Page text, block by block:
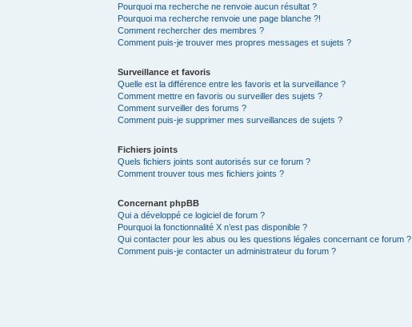
Pourquoi ma recherche ne renvoie aucun résultat ?
Pourquoi ma recherche renvoie une page blanche ?!
Comment rechercher des membres ?
Comment puis-je trouver mes propres messages et sujets ?
Surveillance et favoris
Quelle est la différence entre les favoris et la surveillance ?
Comment mettre en favoris ou surveiller des sujets ?
Comment surveiller des forums ?
Comment puis-je supprimer mes surveillances de sujets ?
Fichiers joints
Quels fichiers joints sont autorisés sur ce forum ?
Comment trouver tous mes fichiers joints ?
Concernant phpBB
Qui a développé ce logiciel de forum ?
Pourquoi la fonctionnalité X n’est pas disponible ?
Qui contacter pour les abus ou les questions légales concernant ce forum ?
Comment puis-je contacter un administrateur du forum ?